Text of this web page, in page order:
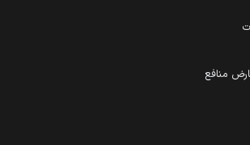
منافع